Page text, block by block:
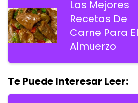
Las Mejores
Recetas De
Carne Para El
Almuerzo
Te Puede Interesar Leer: